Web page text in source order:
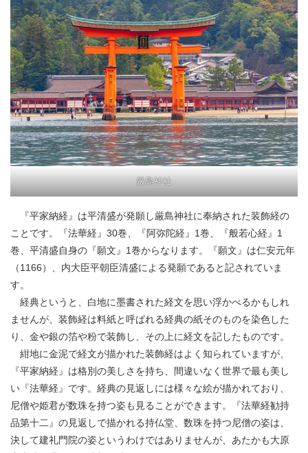
厳島神社
『平家納経』は平清盛が発願し厳島神社に奉納された装飾経の
ことです。『法華経』30巻、『阿弥陀経』1巻、『般若心経』1
巻、平清盛自身の『願文』1巻からなります。『願文』は仁安元年
（1166）、内大臣平朝臣清盛による発願であると記されていま
す。
経典というと、白地に墨書された経文を思い浮かべるかもしれ
ませんが、装飾経は料紙と呼ばれる経典の紙そのものを染色した
り、金や銀の箔や粉で装飾し、その上に経文を記したものです。
紺地に金泥で経文が描かれた装飾経はよく知られていますが、
『平家納経』は格別の美しさを持ち、間違いなく世界で最も美し
い『法華経』です。経典の見返しには様々な絵が描かれており、
尼僧や姫君が数珠を持つ姿も見ることができます。『法華経勧持
品第十二』の見返しで描かれる持仏堂、数珠を持つ尼僧の姿は、
決して建礼門院の姿というわけではありませんが、あたかも大原